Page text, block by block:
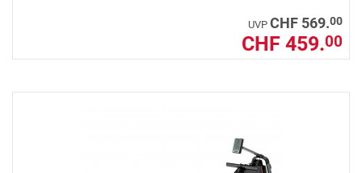
UVP CHF 569.00
CHF 459.00